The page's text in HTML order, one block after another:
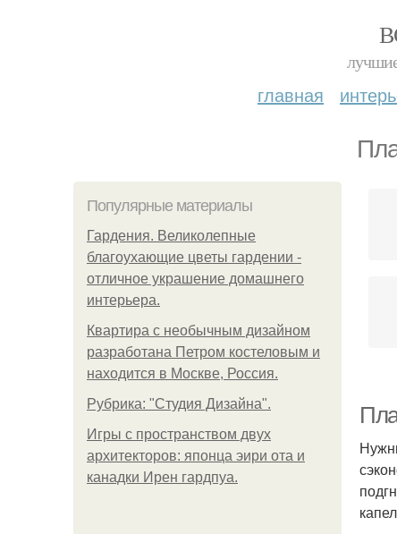
главная
Популярные материалы
Гардения. Великолепные
благоухающие цветы гардении -
отличное украшение домашнего
интерьера.
Квартира с необычным дизайном
разработана Петром костеловым и
находится в Москве, Россия.
Рубрика: "Студия Дизайна".
Игры с пространством двух
архитекторов: японца эири ота и
канадки Ирен гардпуа.